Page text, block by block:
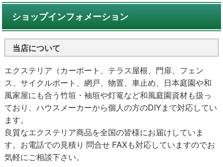
ショップインフォメーション
当店について
エクステリア（カーポート、テラス屋根、門扉、フェン
ス、サイクルポート、網戸、物置、車止め、日本庭園や和
風家屋にも合う竹垣・袖垣や灯篭など和風庭園資材も扱っ
ており、ハウスメーカーから個人の方のDIYまで対応してい
ます。
良質なエクステリア商品を全国の皆様にお届けしていま
す。お電話での見積り 問合せ FAXも対応していますのでお
気軽にご相談下さい。